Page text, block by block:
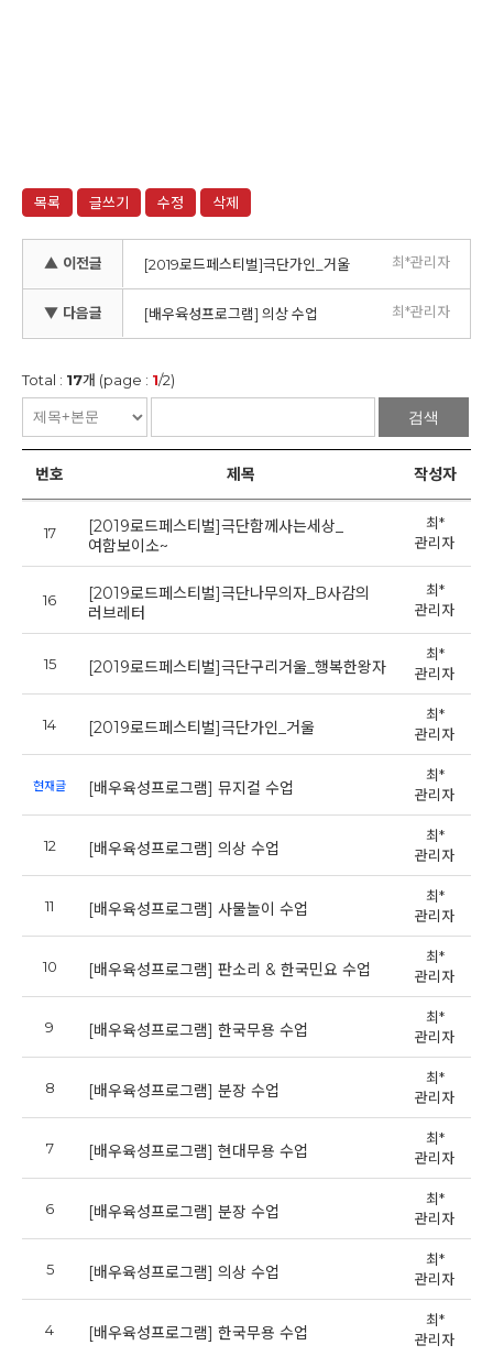
목록 글쓰기 수정 삭제
▲ 이전글 [2019로드페스티벌]극단가인_거울 최*관리자
▼ 다음글 [배우육성프로그램] 의상 수업 최*관리자
Total : 17개 (page : 1/2)
검색
번호 제목 작성자
17
[2019로드페스티벌]극단함께사는세상_
여함보이소~
최*
관리자
16
[2019로드페스티벌]극단나무의자_B사감의
러브레터
최*
관리자
15 [2019로드페스티벌]극단구리거울_행복한왕자
최*
관리자
14 [2019로드페스티벌]극단가인_거울
최*
관리자
현재글 [배우육성프로그램] 뮤지컬 수업
최*
관리자
12 [배우육성프로그램] 의상 수업
최*
관리자
11 [배우육성프로그램] 사물놀이 수업
최*
관리자
10 [배우육성프로그램] 판소리 & 한국민요 수업
최*
관리자
9 [배우육성프로그램] 한국무용 수업
최*
관리자
8 [배우육성프로그램] 분장 수업
최*
관리자
7 [배우육성프로그램] 현대무용 수업
최*
관리자
6 [배우육성프로그램] 분장 수업
최*
관리자
5 [배우육성프로그램] 의상 수업
최*
관리자
4 [배우육성프로그램] 한국무용 수업
최*
관리자